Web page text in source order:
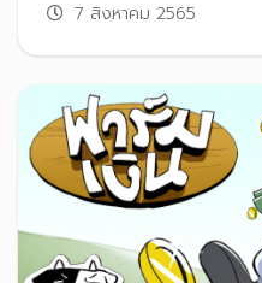
7 สิงหาคม 2565